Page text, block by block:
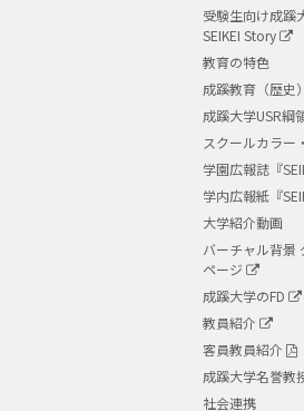
受験生向け成蹊
SEIKEI Story
教育の特色
成蹊教育（歴史）
成蹊大学USR綱
スクールカラー
学園広報誌『
学内広報紙『
大学紹介動画
バーチャル背景
ページ
成蹊大学のFD
教員紹介
客員教員紹介
成蹊大学名誉教
社会連携